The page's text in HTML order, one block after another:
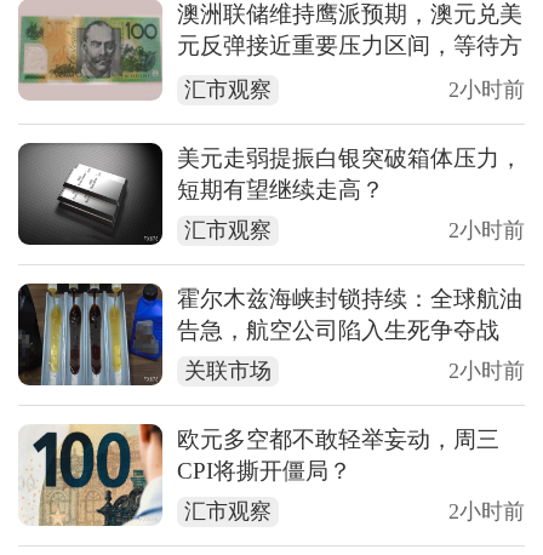
澳洲联储维持鹰派预期，澳元兑美
元反弹接近重要压力区间，等待方
向选择
汇市观察 2小时前
美元走弱提振白银突破箱体压力，
短期有望继续走高？
汇市观察 2小时前
霍尔木兹海峡封锁持续：全球航油
告急，航空公司陷入生死争夺战
关联市场 2小时前
欧元多空都不敢轻举妄动，周三
CPI将撕开僵局？
汇市观察 2小时前